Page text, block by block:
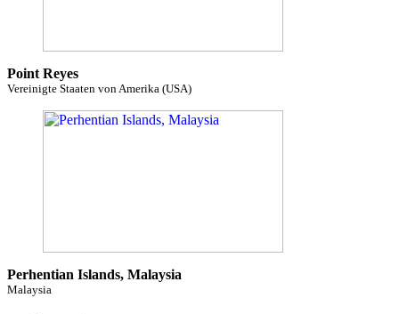
Point Reyes
Vereinigte Staaten von Amerika (USA)
Perhentian Islands, Malaysia
Malaysia